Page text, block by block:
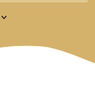
de scheiding
een zeer